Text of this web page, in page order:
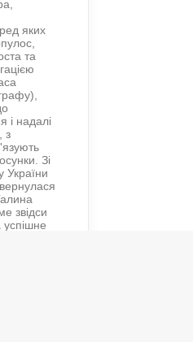
яких
та
і надалі
з
Зі
України
звідси
успішне